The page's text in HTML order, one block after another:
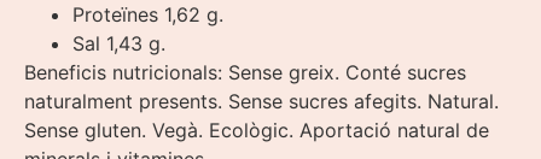
Proteïnes 1,62 g.
Sal 1,43 g.
Beneficis nutricionals: Sense greix. Conté sucres
naturalment presents. Sense sucres afegits. Natural.
Sense gluten. Vegà. Ecològic. Aportació natural de